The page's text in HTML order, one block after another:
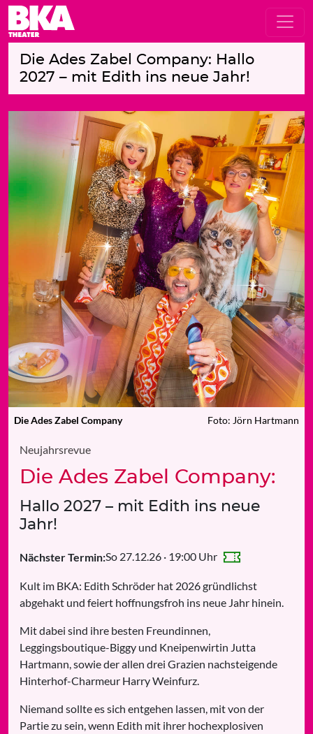
Die Ades Zabel Company: Hallo
2027 – mit Edith ins neue Jahr!
Die Ades Zabel Company Foto: Jörn Hartmann
Neujahrsrevue
Die Ades Zabel Company:
Hallo 2027 – mit Edith ins neue
Jahr!
Nächster Termin:So 27.12.26 · 19:00 Uhr
Kult im BKA: Edith Schröder hat 2026 gründlichst
abgehakt und feiert hoffnungsfroh ins neue Jahr hinein.
Mit dabei sind ihre besten Freundinnen,
Leggingsboutique-Biggy und Kneipenwirtin Jutta
Hartmann, sowie der allen drei Grazien nachsteigende
Hinterhof-Charmeur Harry Weinfurz.
Niemand sollte es sich entgehen lassen, mit von der
Partie zu sein, wenn Edith mit ihrer hochexplosiven